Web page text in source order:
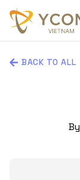
BACK TO ALL
By